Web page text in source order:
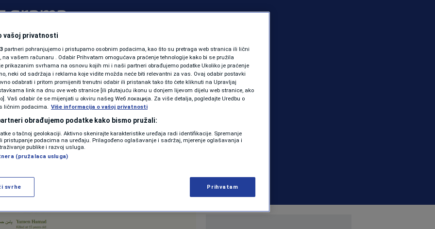
SHOWBIZ
PODCAST
N1 SPECIJAL
FENOMENI
NEISTRAŽENO
VIRALNO
srama:
objavio imena
u genocidu u
17:52 | SVIJET | 0 komentara
Više
vašoj privatnosti
partneri pohranjujemo i pristupamo osobnim podacima, kao što su pretraga web stranica ili lični
na vašem računaru . Odabir Prihvatam omogućava praćenje tehnologije kako bi se pružila
prikazanim svrhama na osnovu kojih mi i naši partneri obrađujemo podatke Ukoliko je praćenje
neki od sadržaja i reklama koje vidite možda neće biti relevantni za vas. Ovaj odabir postavki
odabrati i pritom promijeniti trenutni odabir ili pristanak tako što ćete kliknuti na Upravljaj
link na dnu ove web stranice [ili plutajuću ikonu u donjem lijevom dijelu web stranice, ako
Vaš odabir će se mijenjati u okviru našeg Wеб локација. Za više detalja, pogledajte Uredbu o
ličnim podacima. Više informacija o vašoj privatnosti
obrađujemo podatke kako bismo pružali:
o tačnoj geolokaciji. Aktivno skenirajte karakteristike uređaja radi identifikacije. Spremanje
pristupanje podacima na uređaju. Prilagođeno oglašavanje i sadržaj, mjerenje oglašavanja i
publike i razvoj usluga.
(pružalaca usluga)
svrhe Prihvatam